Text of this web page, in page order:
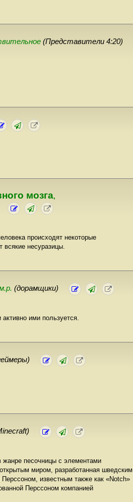
(Представители 4:20)
мозга,
происходят некоторые
несуразицы.
(дорамщики)
ими пользуется.
жанре песочницы с элементами
миром, разработанная шведским
известным также как «Notch»
Перссоном компанией